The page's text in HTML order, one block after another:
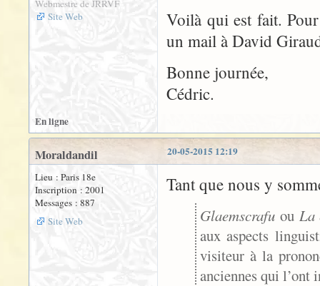
Webmestre de JRRVF
Site Web
Voilà qui est fait.
un mail à David
Bonne journée,
Cédric.
En ligne
20-05-2015 12:19
Moraldandil
Lieu : Paris 18e
Inscription : 2001
Messages : 887
Site Web
Tant que nous y
Glaemscrafu ou La
aux aspects
visiteur à la
anciennes qui l’ont